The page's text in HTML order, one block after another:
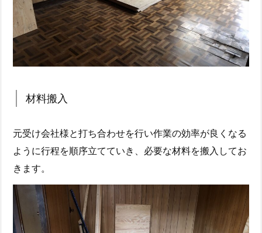
材料搬入
元受け会社様と打ち合わせを行い作業の効率が良くなる
ように行程を順序立てていき、必要な材料を搬入してお
きます。